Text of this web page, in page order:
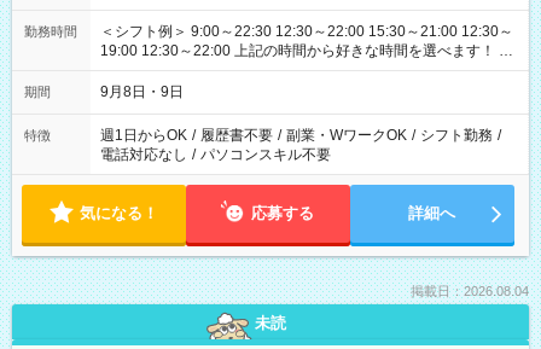
勤務時間
＜シフト例＞ 9:00～22:30 12:30～22:00 15:30～21:00 12:30～
19:00 12:30～22:00 上記の時間から好きな時間を選べます！ ※
時間は変更となる可能性があります
期間 9月8日・9日
特徴 週1日からOK / 履歴書不要 / 副業・WワークOK / シフト勤務 /
電話対応なし / パソコンスキル不要
気になる！ 応募する 詳細へ
掲載日：2026.08.04
未読